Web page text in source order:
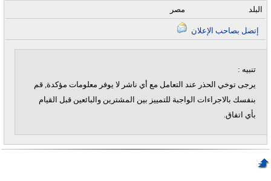
مصر
البلد
تنبيه :
يرجى توخي الحذر عند التعامل مع أي ناشر لا يوفر معلومات مؤكدة, قم
بنفسك بالاجراءات الواجبة للتمييز بين المشترين والبائعين قبل القيام
بأي اتفاق.